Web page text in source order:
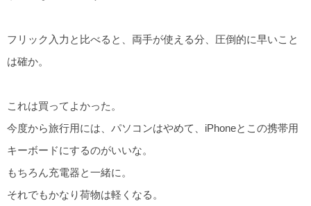
フリック入力と比べると、両手が使える分、圧倒的に早いこと
は確か。
これは買ってよかった。
今度から旅行用には、パソコンはやめて、iPhoneとこの携帯用
キーボードにするのがいいな。
もちろん充電器と一緒に。
それでもかなり荷物は軽くなる。